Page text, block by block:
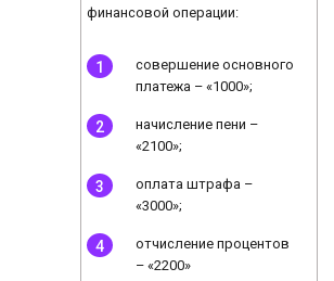
финансовой операции:
совершение основного
платежа – «1000»;
начисление пени –
«2100»;
оплата штрафа –
«3000»;
отчисление процентов
– «2200»